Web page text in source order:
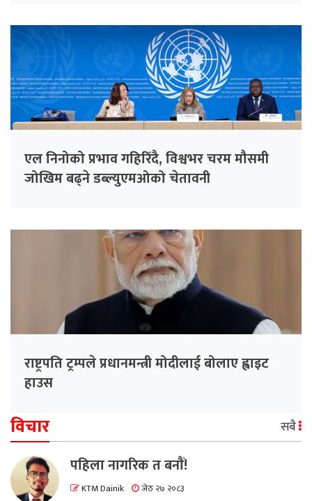
एल निनोको प्रभाव गहिरिँदै, विश्वभर चरम मौसमी
जोखिम बढ्ने डब्ल्युएमओको चेतावनी
राष्ट्रपति ट्रम्पले प्रधानमन्त्री मोदीलाई बोलाए ह्वाइट
हाउस
विचार सबै
पहिला नागरिक त बनाैं!
KTM Dainik जेठ २७ २०८३